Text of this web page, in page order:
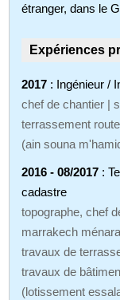
étranger, dans le
Expériences
2017 : Ingénieur /
chef de chantier |
terrassement
(ain souna
2016 - 08/2017 :
cadastre
topographe, chef
marrakech
travaux de
travaux de
(lotissement